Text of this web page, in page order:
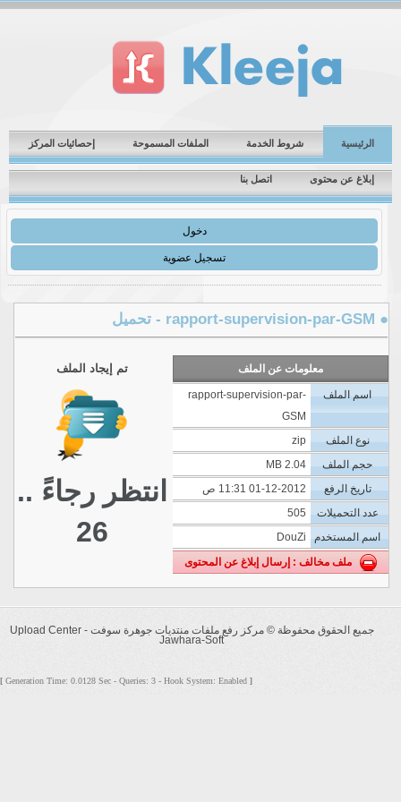
الرئيسية شروط الخدمة الملفات المسموحة إحصائيات المركز
إبلاغ عن محتوى اتصل بنا
دخول
تسجيل عضوية
معلومات عن الملف
اسم الملف
rapport-supervision-par-
GSM
نوع الملف
حجم الملف
2.04 MB
تاريخ الرفع
01-12-2012 11:31 ص
عدد التحميلات
505
اسم المستخدم
DouZi
ملف مخالف : إرسال إبلاغ عن المحتوى
تم إيجاد الملف
انتظر رجاءً ..
26
جميع الحقوق محفوظة ©
مركز رفع ملفات منتديات جوهرة سوفت - Upload Center
Jawhara-Soft
[Generation Time: 0.0128 Sec - Queries: 3 - Hook System: Enabled